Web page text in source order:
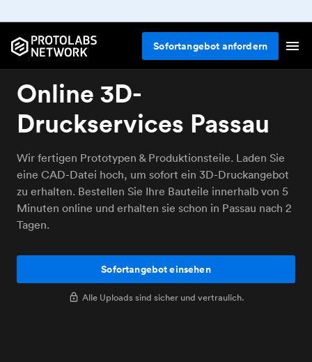
Sofortangebot anfordern
Online 3D-
Druckservices Passau
Wir fertigen Prototypen & Produktionsteile. Laden Sie
eine CAD-Datei hoch, um sofort ein 3D-Druckangebot
zu erhalten. Bestellen Sie Ihre Bauteile innerhalb von 5
Minuten online und erhalten sie schon in Passau nach 2
Tagen.
Sofortangebot einsehen
Alle Uploads sind sicher und vertraulich.